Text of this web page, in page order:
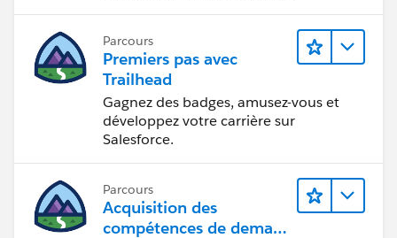
Parcours
Premiers pas avec
Trailhead
Gagnez des badges, amusez-vous et
développez votre carrière sur
Salesforce.
Parcours
Acquisition des
compétences de demain